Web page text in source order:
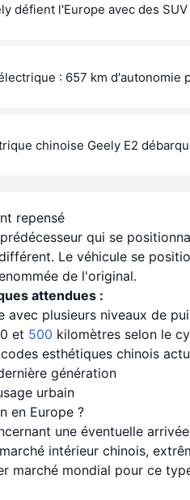
défient l'Europe avec des
: 657 km
chinoise Geely E2
repensé
qui se
Le véhicule se
de l'original.
attendues :
avec plusieurs niveaux de
et 500 kilomètres selon le
esthétiques chinois
génération
urbain
en Europe ?
une éventuelle
intérieur chinois,
marché mondial pour ce